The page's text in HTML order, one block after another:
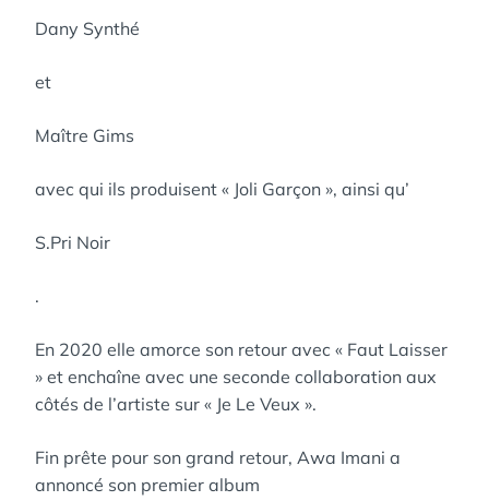
Dany Synthé
et
Maître Gims
avec qui ils produisent « Joli Garçon », ainsi qu’
S.Pri Noir
.
En 2020 elle amorce son retour avec « Faut Laisser
» et enchaîne avec une seconde collaboration aux
côtés de l’artiste sur « Je Le Veux ».
Fin prête pour son grand retour, Awa Imani a
annoncé son premier album